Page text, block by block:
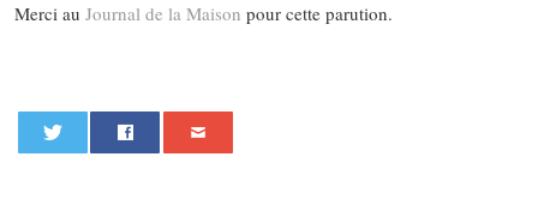
Merci au Journal de la Maison pour cette parution.